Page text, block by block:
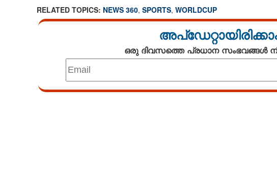
RELATED TOPICS: NEWS 360, SPORTS, WORLDCUP
ഒരു ദിവസത്തെ പ്രധാന സംഭവങ്ങൾ